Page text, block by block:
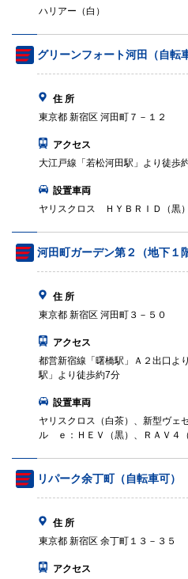
ハリアー（白）
グリーンフォート河田（自転
住 所
東京都 新宿区 河田町７－１２
アクセス
大江戸線「若松河田駅」より徒歩
設置車両
ヤリスクロス ＨＹＢＲＩＤ（黒
河田町ガーデン第２（地下１
住 所
東京都 新宿区 河田町３－５０
アクセス
都営新宿線「曙橋駅」Ａ２出口よ
駅」より徒歩約7分
設置車両
ヤリスクロス（白茶）、新型ヴ
ル ｅ：ＨＥＶ（黒）、ＲＡＶ４
リパーク余丁町（自転車可）
住 所
東京都 新宿区 余丁町１３－３５
アクセス